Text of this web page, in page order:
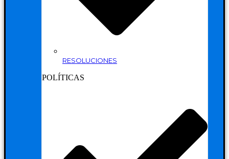
RESOLUCIONES
POLÍTICAS